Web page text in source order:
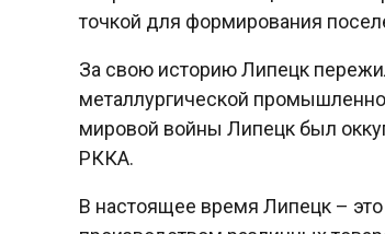
точкой для формирования
За свою историю Липецк
металлургической
мировой войны Липецк был
РККА.
В настоящее время Липецк –